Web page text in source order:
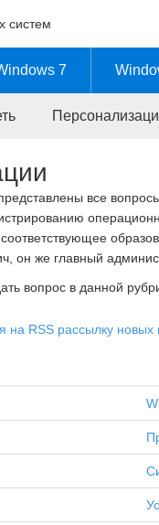
систем
7
все
он же главный
вопрос в данной
на RSS рассылку новых